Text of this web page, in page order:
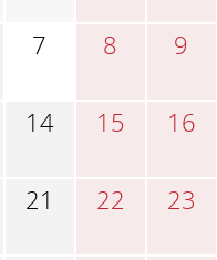
7 8 9
14 15 16
21 22 23